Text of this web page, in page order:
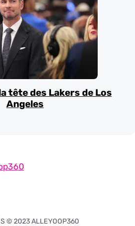
tête des Lakers de Los
Angeles
© 2023 ALLEYOOP360